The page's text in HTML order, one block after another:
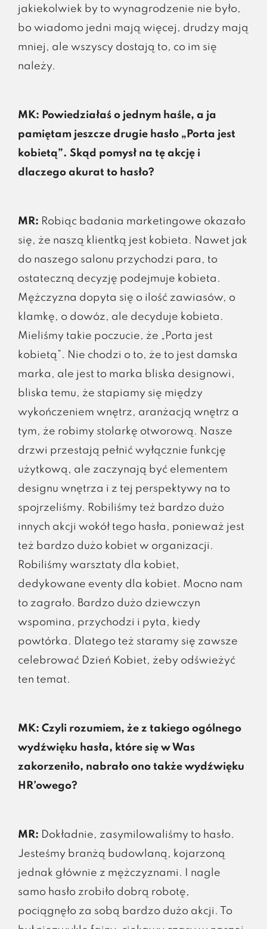
jakiekolwiek by to wynagrodzenie nie było,
bo wiadomo jedni mają więcej, drudzy mają
mniej, ale wszyscy dostają to, co im się
należy.
MK: Powiedziałaś o jednym haśle, a ja
pamiętam jeszcze drugie hasło „Porta jest
kobietą”. Skąd pomysł na tę akcję i
dlaczego akurat to hasło?
MR: Robiąc badania marketingowe okazało
się, że naszą klientką jest kobieta. Nawet jak
do naszego salonu przychodzi para, to
ostateczną decyzję podejmuje kobieta.
Mężczyzna dopyta się o ilość zawiasów, o
klamkę, o dowóz, ale decyduje kobieta.
Mieliśmy takie poczucie, że „Porta jest
kobietą”. Nie chodzi o to, że to jest damska
marka, ale jest to marka bliska designowi,
bliska temu, że stapiamy się między
wykończeniem wnętrz, aranżacją wnętrz a
tym, że robimy stolarkę otworową. Nasze
drzwi przestają pełnić wyłącznie funkcję
użytkową, ale zaczynają być elementem
designu wnętrza i z tej perspektywy na to
spojrzeliśmy. Robiliśmy też bardzo dużo
innych akcji wokół tego hasła, ponieważ jest
też bardzo dużo kobiet w organizacji.
Robiliśmy warsztaty dla kobiet,
dedykowane eventy dla kobiet. Mocno nam
to zagrało. Bardzo dużo dziewczyn
wspomina, przychodzi i pyta, kiedy
powtórka. Dlatego też staramy się zawsze
celebrować Dzień Kobiet, żeby odświeżyć
ten temat.
MK: Czyli rozumiem, że z takiego ogólnego
wydźwięku hasła, które się w Was
zakorzeniło, nabrało ono także wydźwięku
HR’owego?
MR: Dokładnie, zasymilowaliśmy to hasło.
Jesteśmy branżą budowlaną, kojarzoną
jednak głównie z mężczyznami. I nagle
samo hasło zrobiło dobrą robotę,
pociągnęło za sobą bardzo dużo akcji. To